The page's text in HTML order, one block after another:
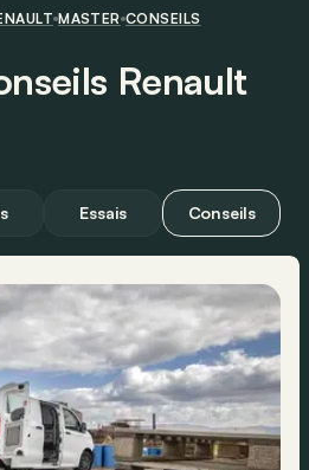
MASTER CONSEILS
Renault
Essais Conseils